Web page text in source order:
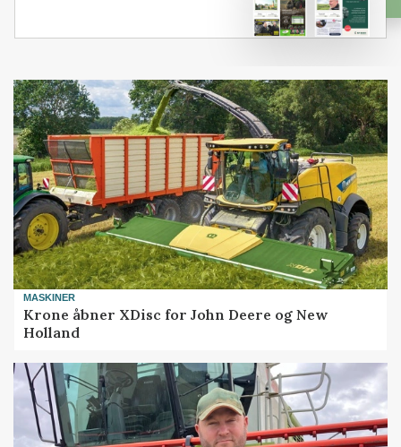
MASKINER
Krone åbner XDisc for John Deere og New
Holland